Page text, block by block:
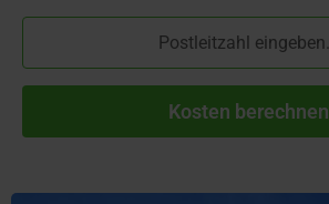
Kosten berechnen